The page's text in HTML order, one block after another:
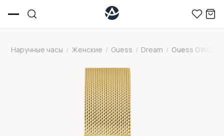
Наручные часы / Женские / Guess / Dream / Guess